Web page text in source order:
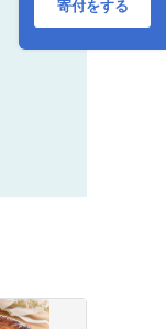
寄付をする